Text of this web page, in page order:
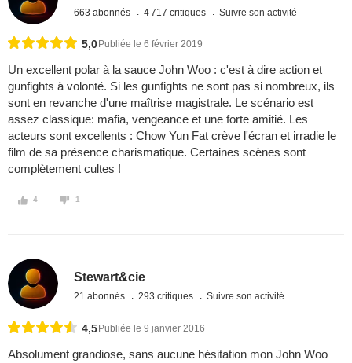
663 abonnés 4 717 critiques Suivre son activité
5,0 Publiée le 6 février 2019
Un excellent polar à la sauce John Woo : c'est à dire action et
gunfights à volonté. Si les gunfights ne sont pas si nombreux, ils
sont en revanche d'une maîtrise magistrale. Le scénario est
assez classique: mafia, vengeance et une forte amitié. Les
acteurs sont excellents : Chow Yun Fat crève l'écran et irradie le
film de sa présence charismatique. Certaines scènes sont
complètement cultes !
4 1
Stewart&cie
21 abonnés 293 critiques Suivre son activité
4,5 Publiée le 9 janvier 2016
Absolument grandiose, sans aucune hésitation mon John Woo